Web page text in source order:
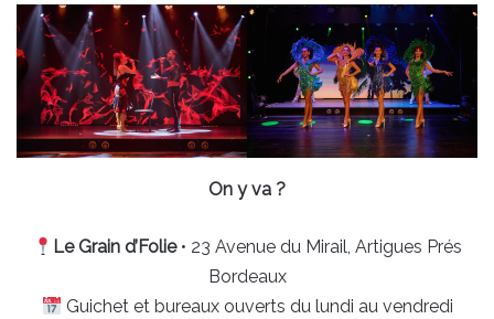
On y va ?
Le Grain d’Folie• 23 Avenue du Mirail, Artigues Prés
Bordeaux
Guichet et bureaux ouverts du lundi au vendredi